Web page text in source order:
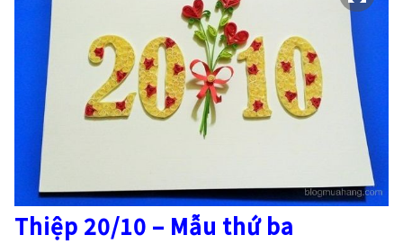
Thiệp 20/10 – Mẫu thứ ba